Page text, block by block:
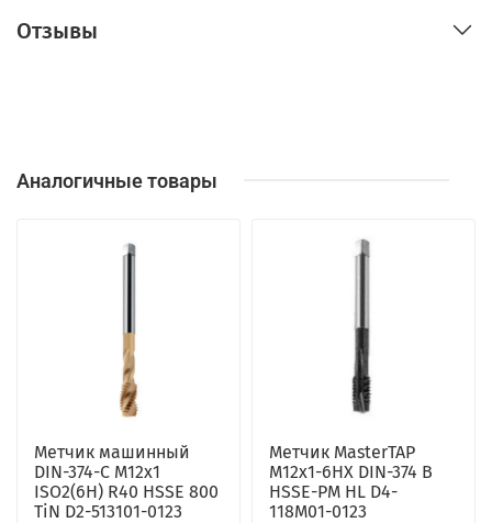
Отзывы
Аналогичные товары
Метчик машинный
DIN-374-C M12x1
ISO2(6H) R40 HSSE 800
TiN D2-513101-0123
Метчик MasterTAP
M12x1-6HX DIN-374 B
HSSE-PM HL D4-
118M01-0123